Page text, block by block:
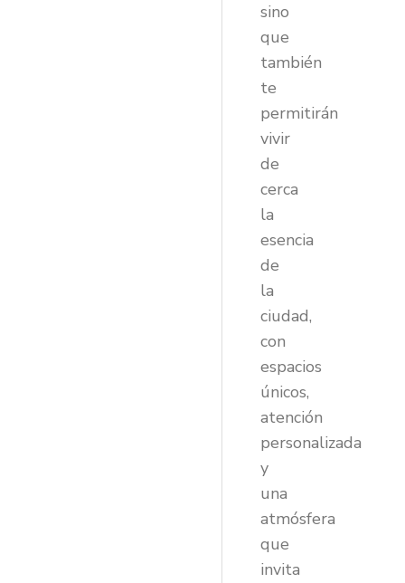
sino
que
también
te
permitirán
vivir
de
cerca
la
esencia
de
la
ciudad,
con
espacios
únicos,
atención
personalizada
y
una
atmósfera
que
invita